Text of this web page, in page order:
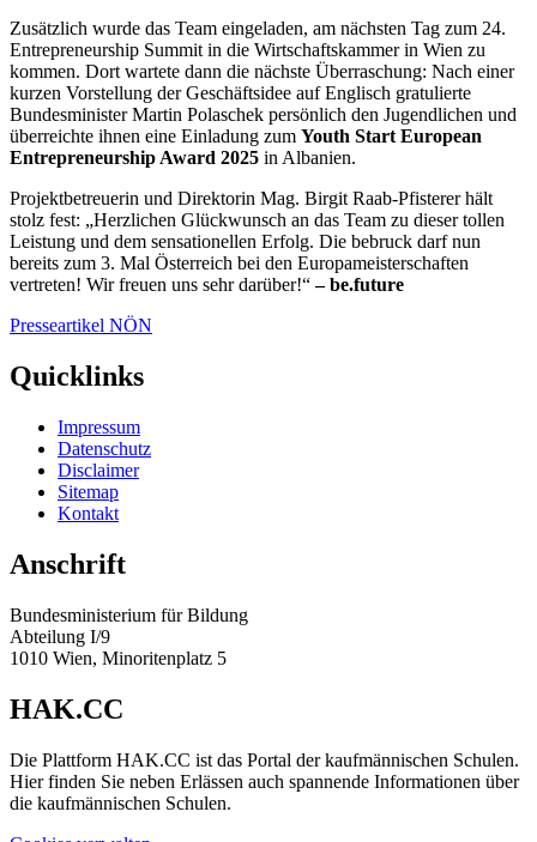
Zusätzlich wurde das Team eingeladen, am nächsten Tag zum 24.
Entrepreneurship Summit in die Wirtschaftskammer in Wien zu
kommen. Dort wartete dann die nächste Überraschung: Nach einer
kurzen Vorstellung der Geschäftsidee auf Englisch gratulierte
Bundesminister Martin Polaschek persönlich den Jugendlichen und
überreichte ihnen eine Einladung zum Youth Start European
Entrepreneurship Award 2025 in Albanien.
Projektbetreuerin und Direktorin Mag. Birgit Raab-Pfisterer hält
stolz fest: „Herzlichen Glückwunsch an das Team zu dieser tollen
Leistung und dem sensationellen Erfolg. Die bebruck darf nun
bereits zum 3. Mal Österreich bei den Europameisterschaften
vertreten! Wir freuen uns sehr darüber!“– be.future
Presseartikel NÖN
Quicklinks
Impressum
Datenschutz
Disclaimer
Sitemap
Kontakt
Anschrift
Bundesministerium für Bildung
Abteilung I/9
1010 Wien, Minoritenplatz 5
HAK.CC
Die Plattform HAK.CC ist das Portal der kaufmännischen Schulen.
Hier finden Sie neben Erlässen auch spannende Informationen über
die kaufmännischen Schulen.